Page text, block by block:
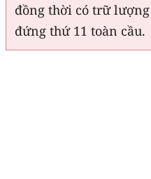
đồng thời có trữ
đứng thứ 11 toàn cầu.